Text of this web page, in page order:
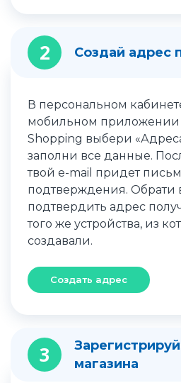
2 Создай адрес
В персональном
мобильном приложении
Shopping выбери
заполни все данные.
твой e-mail придет
подтверждения. Обрати
подтвердить адрес
того же устройства, из
создавали.
Создать адрес
3
магазина